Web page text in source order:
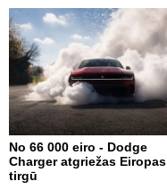
No 66 000 eiro - Dodge
Charger atgriežas Eiropas
tirgū